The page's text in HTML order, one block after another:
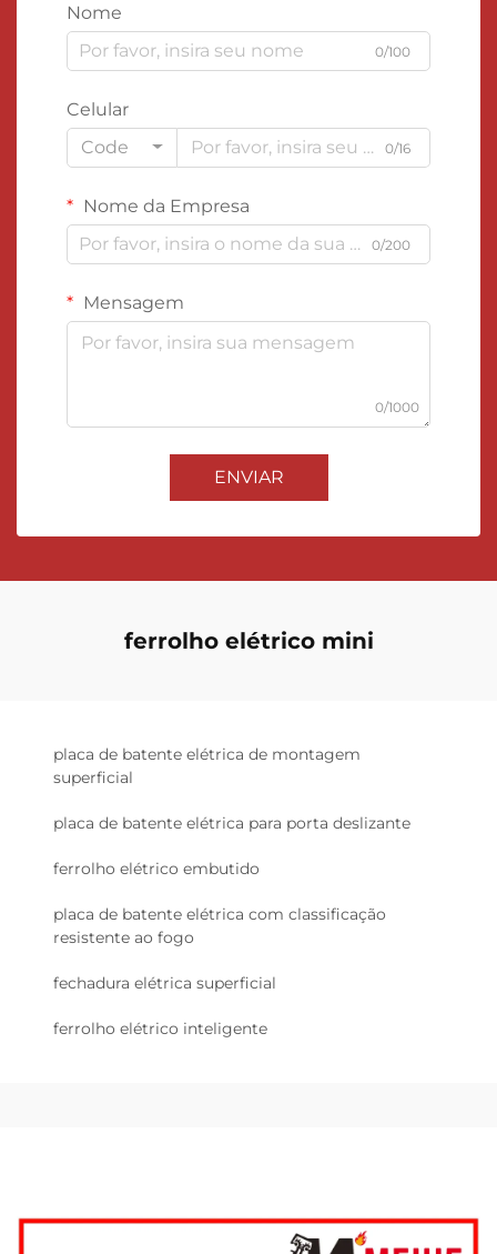
Nome
0/100
Celular
Code
0/16
Nome da Empresa
0/200
Mensagem
0/1000
ENVIAR
ferrolho elétrico mini
placa de batente elétrica de montagem
superficial
placa de batente elétrica para porta deslizante
ferrolho elétrico embutido
placa de batente elétrica com classificação
resistente ao fogo
fechadura elétrica superficial
ferrolho elétrico inteligente